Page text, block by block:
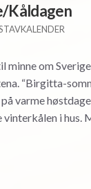
Kåldagen
minne om
“Birgitta-
varme
vinterkålen i hus.